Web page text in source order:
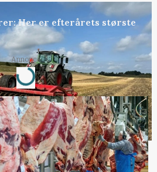
Her er efterårets største
Annonce
Loading...